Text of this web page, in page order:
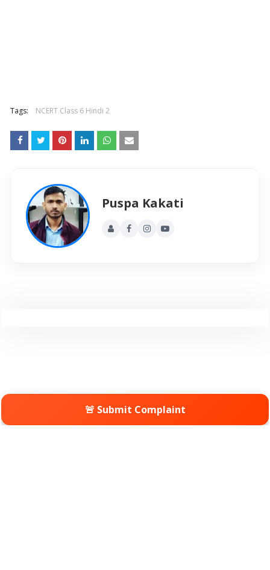
Tags: NCERT Class 6 Hindi 2
Puspa Kakati
🚨 Submit Complaint